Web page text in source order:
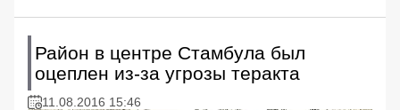
Район в центре Стамбула был
оцеплен из-за угрозы теракта
11.08.2016 15:46